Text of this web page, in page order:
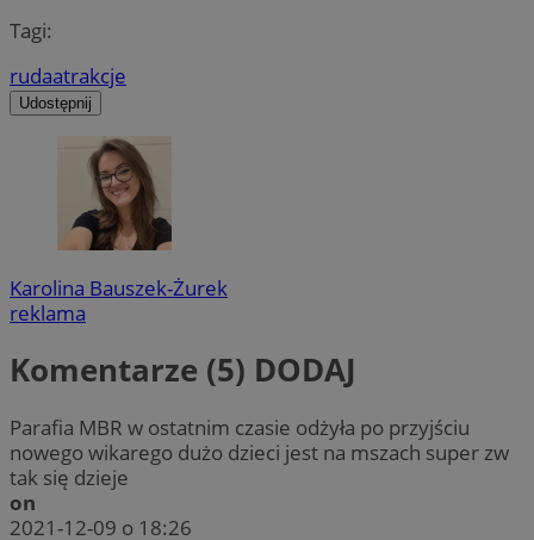
Tagi:
rudaatrakcje
Udostępnij
Karolina Bauszek-Żurek
reklama
Komentarze (5) DODAJ
Parafia MBR w ostatnim czasie odżyła po przyjściu
nowego wikarego dużo dzieci jest na mszach super zw
tak się dzieje
on
2021-12-09 o 18:26